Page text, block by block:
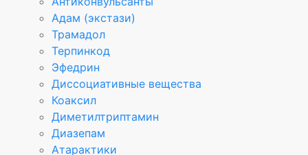
Адам (экстази)
Трамадол
Терпинкод
Эфедрин
Диссоциативные вещества
Коаксил
Диметилтриптамин
Диазепам
Атарактики